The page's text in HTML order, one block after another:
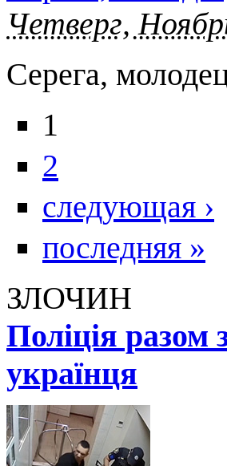
Четверг,
Серега,
1
2
следующая ›
последняя »
ЗЛОЧИН
Поліція
українця